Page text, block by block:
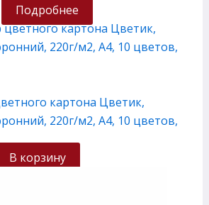
Подробнее
картона Цветик,
220г/м2, А4, 10 цветов,
В корзину